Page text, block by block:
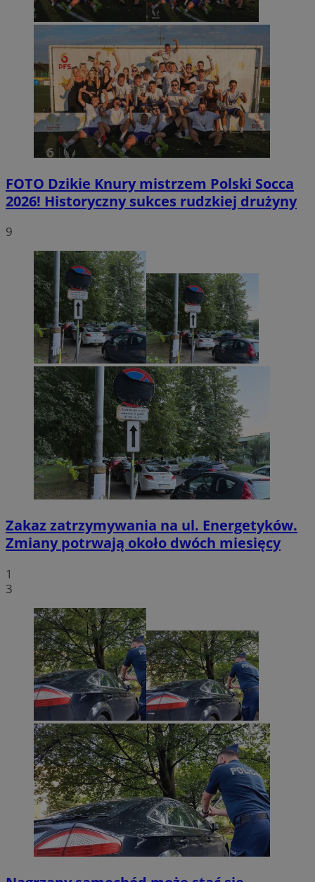
FOTO Dzikie Knury mistrzem Polski Socca
2026! Historyczny sukces rudzkiej drużyny
9
Zakaz zatrzymywania na ul. Energetyków.
Zmiany potrwają około dwóch miesięcy
1
3